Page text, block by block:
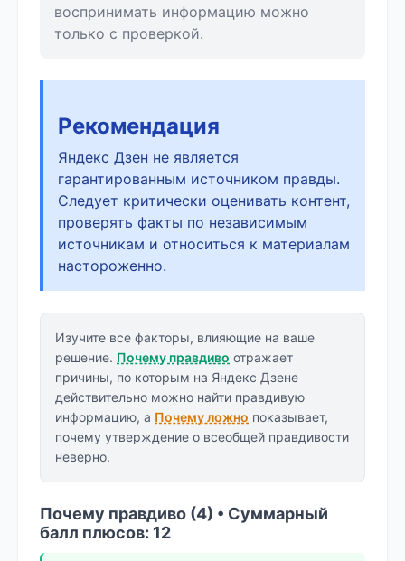
воспринимать информацию можно
только с проверкой.
Рекомендация
Яндекс Дзен не является
гарантированным источником правды.
Следует критически оценивать контент,
проверять факты по независимым
источникам и относиться к материалам
настороженно.
Изучите все факторы, влияющие на ваше
решение. Почему правдиво отражает
причины, по которым на Яндекс Дзене
действительно можно найти правдивую
информацию, а Почему ложно показывает,
почему утверждение о всеобщей правдивости
неверно.
Почему правдиво (4) • Суммарный
балл плюсов: 12